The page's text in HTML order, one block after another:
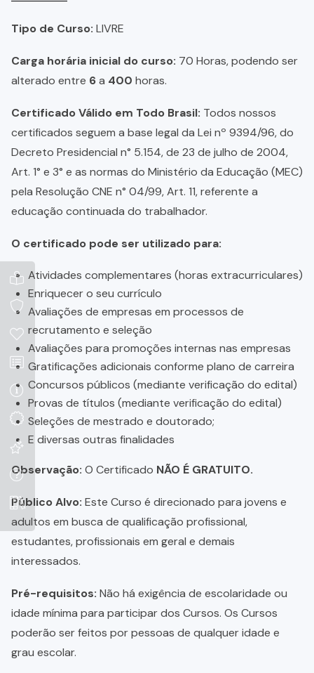
Tipo de Curso: LIVRE
Carga horária inicial do curso: 70 Horas, podendo ser
alterado entre 6a 400 horas.
Certificado Válido em Todo Brasil: Todos nossos
certificados seguem a base legal da Lei nº 9394/96, do
Decreto Presidencial n° 5.154, de 23 de julho de 2004,
Art. 1° e 3° e as normas do Ministério da Educação (MEC)
pela Resolução CNE n° 04/99, Art. 11, referente a
educação continuada do trabalhador.
O certificado pode ser utilizado para:
Atividades complementares (horas extracurriculares)
Enriquecer o seu currículo
Avaliações de empresas em processos de
recrutamento e seleção
Avaliações para promoções internas nas empresas
Gratificações adicionais conforme plano de carreira
Concursos públicos (mediante verificação do edital)
Provas de títulos (mediante verificação do edital)
Seleções de mestrado e doutorado;
E diversas outras finalidades
Observação: O Certificado NÃO É GRATUITO.
Público Alvo: Este Curso é direcionado para jovens e
adultos em busca de qualificação profissional,
estudantes, profissionais em geral e demais
interessados.
Pré-requisitos: Não há exigência de escolaridade ou
idade mínima para participar dos Cursos. Os Cursos
poderão ser feitos por pessoas de qualquer idade e
grau escolar.